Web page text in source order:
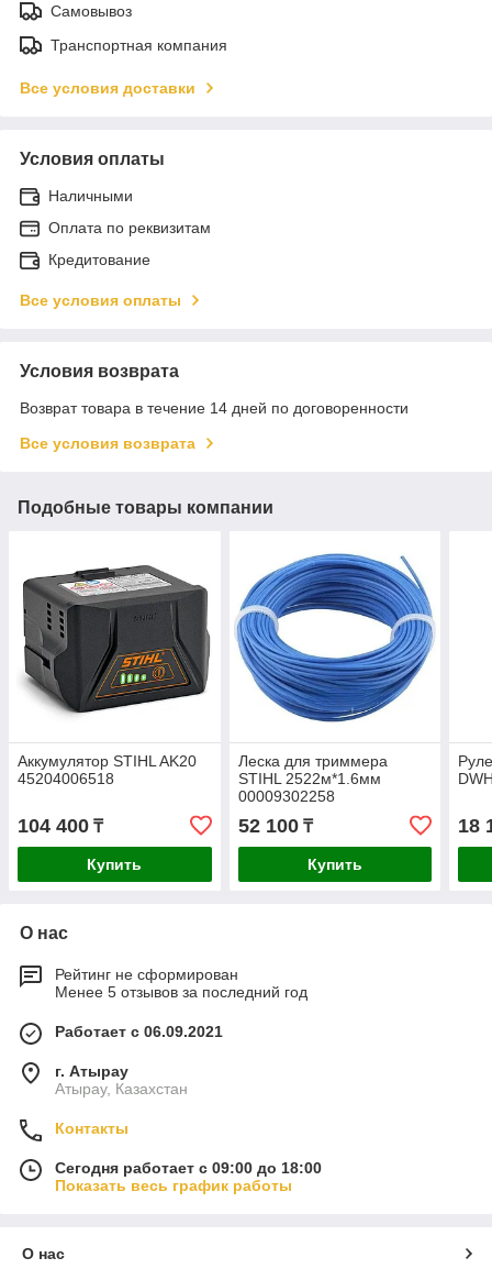
Самовывоз
Транспортная компания
Все условия доставки
Условия оплаты
Наличными
Оплата по реквизитам
Кредитование
Все условия оплаты
Условия возврата
Возврат товара в течение 14 дней по договоренности
Все условия возврата
Подобные товары компании
Аккумулятор STIHL AK20
45204006518
104 400 ₸
Купить
Леска для триммера
STIHL 2522м*1.6мм
00009302258
52 100₸
Купить
18
О нас
Рейтинг не сформирован
Менее 5 отзывов за последний год
Работает с 06.09.2021
г. Атырау
Атырау, Казахстан
Контакты
Сегодня работает с 09:00 до 18:00
Показать весь график работы
О нас